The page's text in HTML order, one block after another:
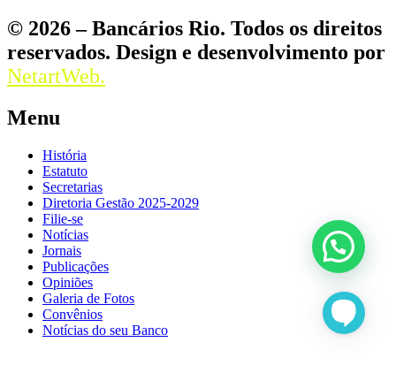
© 2026 – Bancários Rio. Todos os direitos
reservados. Design e desenvolvimento por
NetartWeb.
Menu
História
Estatuto
Secretarias
Diretoria Gestão 2025-2029
Filie-se
Notícias
Jornais
Publicações
Opiniões
Galeria de Fotos
Convênios
Notícias do seu Banco